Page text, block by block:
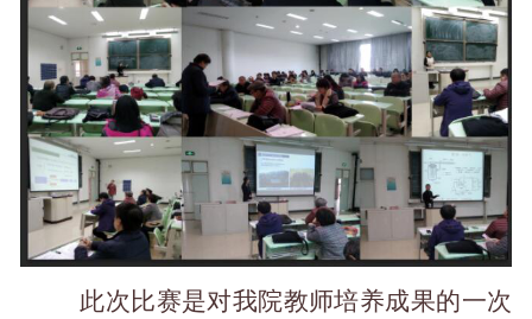
此次比赛是对我院教师培养成果的一次